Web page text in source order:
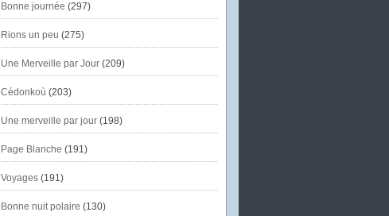
Bonne journée (297)
Rions un peu (275)
Une Merveille par Jour(209)
Cédonkoù (203)
Une merveille par jour(198)
Page Blanche (191)
Voyages(191)
Bonne nuit polaire (130)